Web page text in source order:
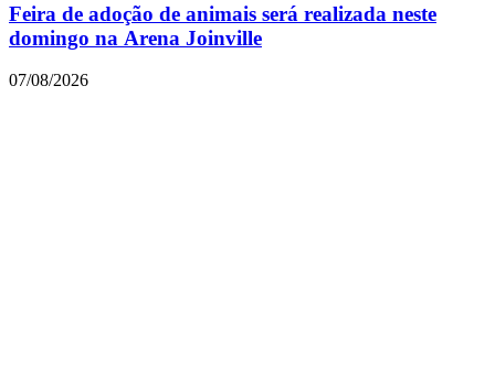
Feira de adoção de animais será realizada neste
domingo na Arena Joinville
07/08/2026